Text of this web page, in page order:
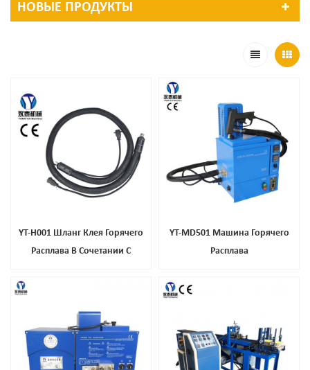
НОВЫЕ ПРОДУКТЫ
YT-H001 Шланг Клея Горячего
Расплава В Сочетании С
YT-MD501 Машина Горячего
Расплава